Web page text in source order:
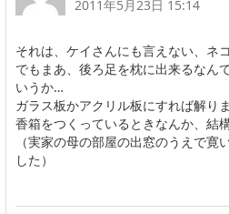
2011年5月23日 15:14
それは、ケイさんにも言えない、ネ
でもまあ、後ろ足を枕に出来るなん
いうか…
ガラス板かアクリル板にすれば解りま
香箱をつくっているときなんか、結
（実家の母の部屋の出窓のうえで寛
した）